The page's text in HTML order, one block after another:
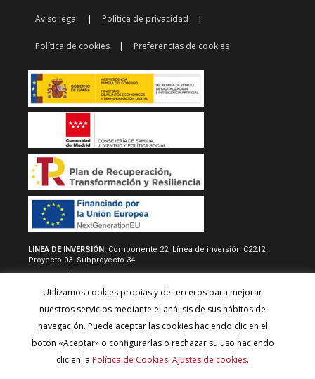
Utilizamos cookies propias y de terceros para mejorar
nuestros servicios mediante el análisis de sus hábitos de
navegación. Puede aceptar las cookies haciendo clic en el
botón «Aceptar» o configurarlas o rechazar su uso haciendo
clic en la Política de Cookies. Ajustes de cookies.
Aviso legal Política de privacidad
Política de cookies Preferencias de cookies
LINEA DE INVERSIÓN: Componente 22. Línea de inversión C22.I2.
Proyecto 03. Subproyecto 34
RESOLUCIÓN/REAL DECRETO:Acuerdo de 22 de junio de 2022, del
consejo de gobierno, por la que se aprueban las normas
reguladoras y la convocatoria del procedimiento de concesión
directa de subvenciones destinadas a desarrollar proyectos de
atención centrado en la persona y para la adquisión de
equipamineto técnico y tecnológico de los centros de servicios
sociales y de las entidades del tercer sector, con cargo al plan de
recuperación, transformación y resiliencia (Financiado por la Unión